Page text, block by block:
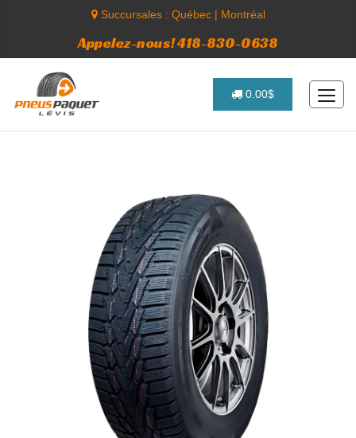
Succursales : Québec| Montréal
Appelez-nous! 418-830-0638
0.00$